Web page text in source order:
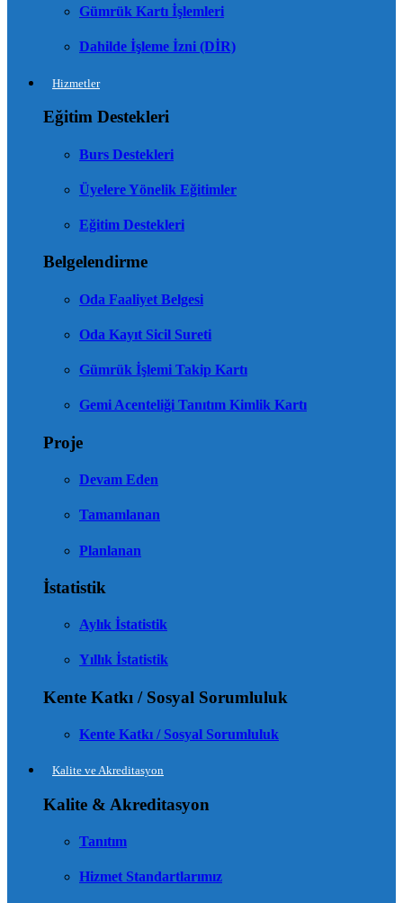
Gümrük Kartı İşlemleri
Dahilde İşleme İzni (DİR)
Hizmetler
Eğitim Destekleri
Burs Destekleri
Üyelere Yönelik Eğitimler
Eğitim Destekleri
Belgelendirme
Oda Faaliyet Belgesi
Oda Kayıt Sicil Sureti
Gümrük İşlemi Takip Kartı
Gemi Acenteliği Tanıtım Kimlik Kartı
Proje
Devam Eden
Tamamlanan
Planlanan
İstatistik
Aylık İstatistik
Yıllık İstatistik
Kente Katkı / Sosyal Sorumluluk
Kente Katkı / Sosyal Sorumluluk
Kalite ve Akreditasyon
Kalite & Akreditasyon
Tanıtım
Hizmet Standartlarımız